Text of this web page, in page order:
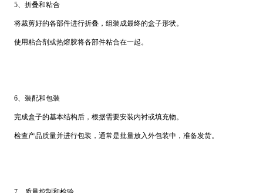
5、折叠和粘合
将裁剪好的各部件进行折叠，组装成最终的盒子形状。
使用粘合剂或热熔胶将各部件粘合在一起。
6、装配和包装
完成盒子的基本结构后，根据需要安装内衬或填充物。
检查产品质量并进行包装，通常是批量放入外包装中，准备发货。